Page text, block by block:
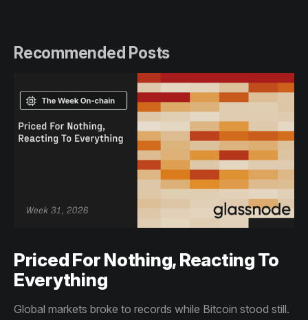
Recommended Posts
Priced For Nothing, Reacting To
Everything
Global markets broke to records while Bitcoin stood still.